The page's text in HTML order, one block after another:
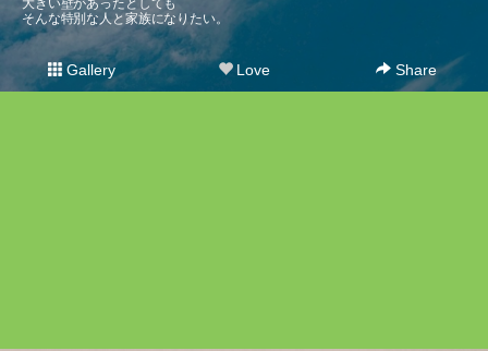
大きい壁があったとしても
そんな特別な人と家族になりたい。
Gallery Love Share